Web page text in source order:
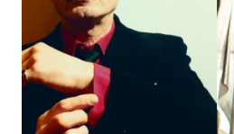
Wir fixierten die ertappte Krähe,
Heute ging sie leer aus, Abspann,
Donnerstag, 4.6. (20 Uhr) Mit
und Bjarne Haus der Sinne (Ystader